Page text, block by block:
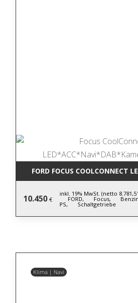
FORD FOCUS COOLCONNECT
10.450 €
inkl. 19% MwSt. (netto
FORD, Focus,
PS, Schaltgetriebe
Klima | Navi